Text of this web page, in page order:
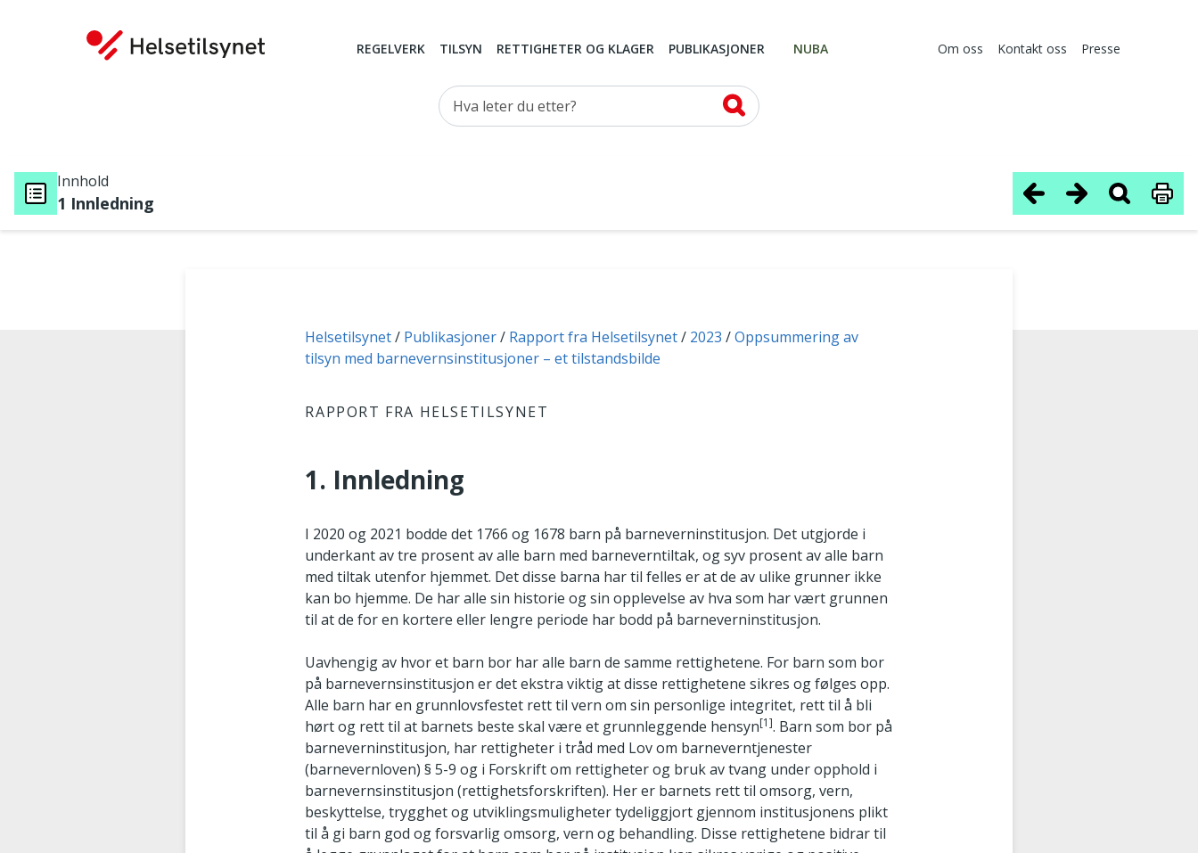
REGELVERK TILSYN RETTIGHETER OG KLAGER PUBLIKASJONER NUBA Om oss Kontakt oss Presse
Hva leter du etter?
Innhold
1 Innledning
Du er her:
Helsetilsynet Publikasjoner Rapport fra Helsetilsynet 2023
Oppsummering av
tilsyn med barnevernsinstitusjoner – et tilstandsbilde
RAPPORT FRA HELSETILSYNET
1. Innledning
I 2020 og 2021 bodde det 1766 og 1678 barn på barneverninstitusjon. Det utgjorde i
underkant av tre prosent av alle barn med barneverntiltak, og syv prosent av alle barn
med tiltak utenfor hjemmet. Det disse barna har til felles er at de av ulike grunner ikke
kan bo hjemme. De har alle sin historie og sin opplevelse av hva som har vært grunnen
til at de for en kortere eller lengre periode har bodd på barneverninstitusjon.
Uavhengig av hvor et barn bor har alle barn de samme rettighetene. For barn som bor
på barnevernsinstitusjon er det ekstra viktig at disse rettighetene sikres og følges opp.
Alle barn har en grunnlovsfestet rett til vern om sin personlige integritet, rett til å bli
hørt og rett til at barnets beste skal være et grunnleggende hensyn[1]. Barn som bor på
barneverninstitusjon, har rettigheter i tråd med Lov om barneverntjenester
(barnevernloven) § 5-9 og i Forskrift om rettigheter og bruk av tvang under opphold i
barnevernsinstitusjon (rettighetsforskriften). Her er barnets rett til omsorg, vern,
beskyttelse, trygghet og utviklingsmuligheter tydeliggjort gjennom institusjonens plikt
til å gi barn god og forsvarlig omsorg, vern og behandling. Disse rettighetene bidrar til